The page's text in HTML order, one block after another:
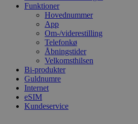
Funktioner
Hovednummer
App
Om-/viderestilling
Telefonkø
Åbningstider
Velkomsthilsen
Bi-produkter
Guldnumre
Internet
eSIM
Kundeservice